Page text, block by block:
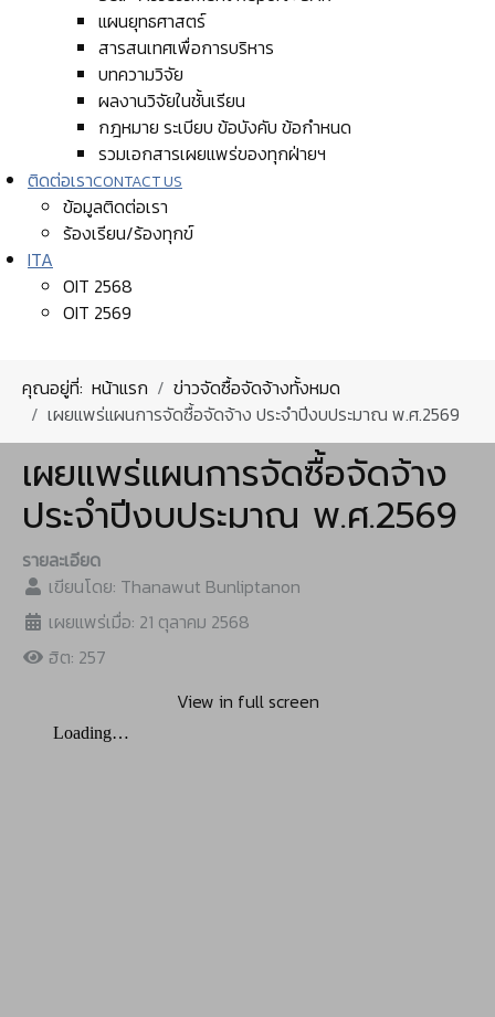
แผนยุทธศาสตร์
สารสนเทศเพื่อการบริหาร
บทความวิจัย
ผลงานวิจัยในชั้นเรียน
กฎหมาย ระเบียบ ข้อบังคับ ข้อกำหนด
รวมเอกสารเผยแพร่ของทุกฝ่ายฯ
ติดต่อเราCONTACT US
ข้อมูลติดต่อเรา
ร้องเรียน/ร้องทุกข์
ITA
OIT 2568
OIT 2569
คุณอยู่ที่: หน้าแรก
ข่าวจัดซื้อจัดจ้างทั้งหมด
เผยแพร่แผนการจัดซื้อจัดจ้าง ประจำปีงบประมาณ พ.ศ.2569
เผยแพร่แผนการจัดซื้อจัดจ้าง
ประจำปีงบประมาณ พ.ศ.2569
รายละเอียด
เขียนโดย: Thanawut Bunliptanon
เผยแพร่เมื่อ: 21 ตุลาคม 2568
ฮิต: 257
View in full screen